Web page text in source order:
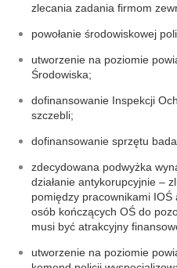
zlecania zadania firmom
powołanie środowiskowej
utworzenie na poziomie
Środowiska;
dofinansowanie Inspekcji
szczebli;
dofinansowanie sprzętu
zdecydowana podwyżka
działanie antykorupcyjnie –
pomiędzy pracownikami
osób kończących OŚ do
musi być atrakcyjny
utworzenie na poziomie